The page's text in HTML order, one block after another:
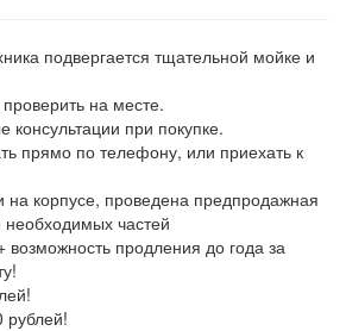
подвергается тщательной мойке и
на месте.
при покупке.
прямо по телефону, или приехать к
на корпусе, проведена предпродажная
необходимых частей
возможность продления до года за
рублей!